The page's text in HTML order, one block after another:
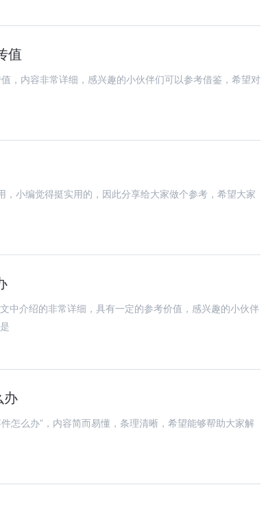
值
，内容非常详细，感兴趣的小伙伴们可以参考借鉴，希望对
小编觉得挺实用的，因此分享给大家做个参考，希望大家
中介绍的非常详细，具有一定的参考价值，感兴趣的小伙伴
办
怎么办”，内容简而易懂，条理清晰，希望能够帮助大家解